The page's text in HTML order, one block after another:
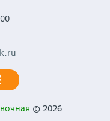
© 2026